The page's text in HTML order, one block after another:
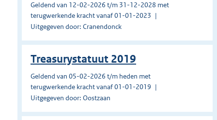
Geldend van 12-02-2026 t/m 31-12-2028 met
terugwerkende kracht vanaf 01-01-2023
Uitgegeven door: Cranendonck
Treasurystatuut 2019
Geldend van 05-02-2026 t/m heden met
terugwerkende kracht vanaf 01-01-2019
Uitgegeven door: Oostzaan